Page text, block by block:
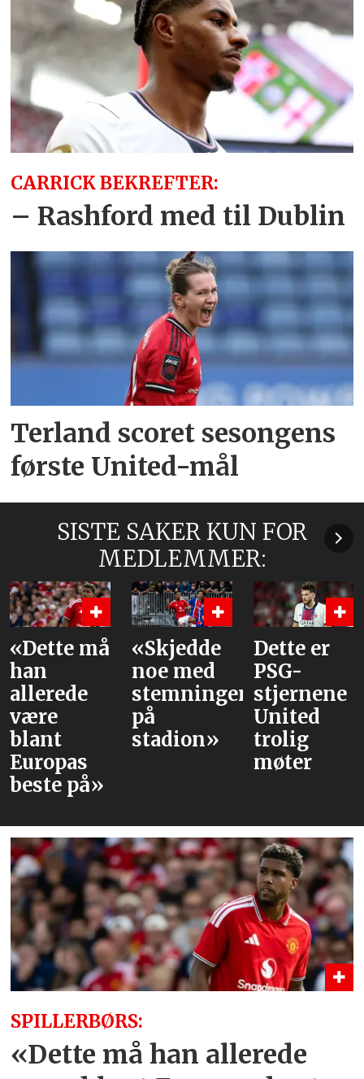
CARRICK BEKREFTER:
– Rashford med til Dublin
Terland scoret sesongens
første United-mål
SISTE SAKER KUN FOR
MEDLEMMER:
«Skjedde
noe med
stemningen
på
stadion»
Dette er
PSG-
stjernene
United
trolig
Våre
av laget
mot PSG
SPILLERBØRS:
«Dette må han allerede